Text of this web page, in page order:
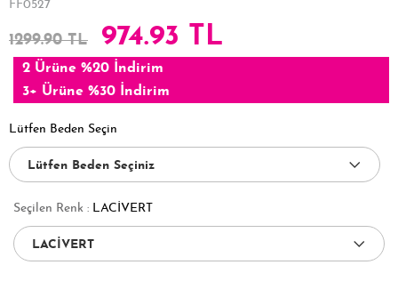
FF0527
1299.90 TL 974.93 TL
2 Ürüne %20 İndirim
3+ Ürüne %30 İndirim
Lütfen Beden Seçin
Seçilen Renk : LACİVERT